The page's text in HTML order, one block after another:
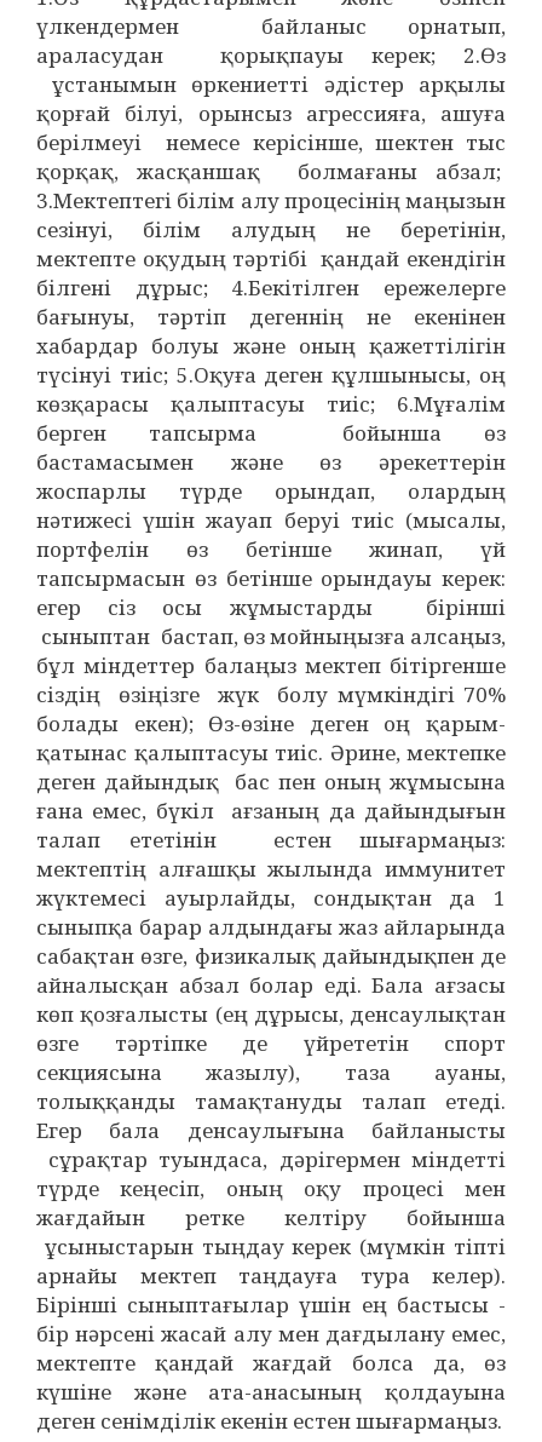
үлкендермен байланыс орнатып,
араласудан қорықпауы керек; 2.Өз
ұстанымын өркениетті әдістер арқылы
қорғай білуі, орынсыз агрессияға, ашуға
берілмеуі немесе керісінше, шектен тыс
қорқақ, жасқаншақ болмағаны абзал;
3.Мектептегі білім алу процесінің маңызын
сезінуі, білім алудың не беретінін,
мектепте оқудың тәртібі қандай екендігін
білгені дұрыс; 4.Бекітілген ережелерге
бағынуы, тәртіп дегеннің не екенінен
хабардар болуы және оның қажеттілігін
түсінуі тиіс; 5.Оқуға деген құлшынысы, оң
көзқарасы қалыптасуы тиіс; 6.Мұғалім
берген тапсырма бойынша өз
бастамасымен және өз әрекеттерін
жоспарлы түрде орындап, олардың
нәтижесі үшін жауап беруі тиіс (мысалы,
портфелін өз бетінше жинап, үй
тапсырмасын өз бетінше орындауы керек:
егер сіз осы жұмыстарды бірінші
сыныптан бастап, өз мойныңызға алсаңыз,
бұл міндеттер балаңыз мектеп бітіргенше
сіздің өзіңізге жүк болу мүмкіндігі 70%
болады екен); Өз-өзіне деген оң қарым-
қатынас қалыптасуы тиіс. Әрине, мектепке
деген дайындық бас пен оның жұмысына
ғана емес, бүкіл ағзаның да дайындығын
талап ететінін естен шығармаңыз:
мектептің алғашқы жылында иммунитет
жүктемесі ауырлайды, сондықтан да 1
сыныпқа барар алдындағы жаз айларында
сабақтан өзге, физикалық дайындықпен де
айналысқан абзал болар еді. Бала ағзасы
көп қозғалысты (ең дұрысы, денсаулықтан
өзге тәртіпке де үйрететін спорт
секциясына жазылу), таза ауаны,
толыққанды тамақтануды талап етеді.
Егер бала денсаулығына байланысты
сұрақтар туындаса, дәрігермен міндетті
түрде кеңесіп, оның оқу процесі мен
жағдайын ретке келтіру бойынша
ұсыныстарын тыңдау керек (мүмкін тіпті
арнайы мектеп таңдауға тура келер).
Бірінші сыныптағылар үшін ең бастысы -
бір нәрсені жасай алу мен дағдылану емес,
мектепте қандай жағдай болса да, өз
күшіне және ата-анасының қолдауына
деген сенімділік екенін естен шығармаңыз.